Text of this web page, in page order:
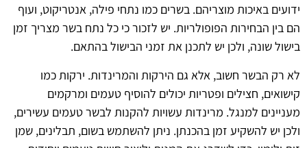
ידועים באיכות מוצריהם. בשרים כמו נתחי פילה, אנטריקוט, ועוף
הם בין הבחירות הפופולריות. יש לזכור כי כל נתח בשר מצריך זמן
בישול שונה, ולכן יש לתכנן את זמני הבישול בהתאם.
לא רק הבשר חשוב, אלא גם הירקות והמרינדות. ירקות כמו
קישואים, חצילים ופטריות יכולים להוסיף טעמים ומרקמים
מעניינים למנגל. מרינדות עשויות להקנות לבשר טעמים עשירים,
ולכן יש להשקיע זמן בהכנתן. ניתן להשתמש בשום, תבלינים, שמן